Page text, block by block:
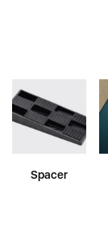
Spacer